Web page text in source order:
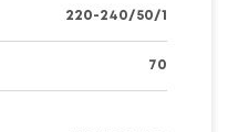
220-240/50/1
70